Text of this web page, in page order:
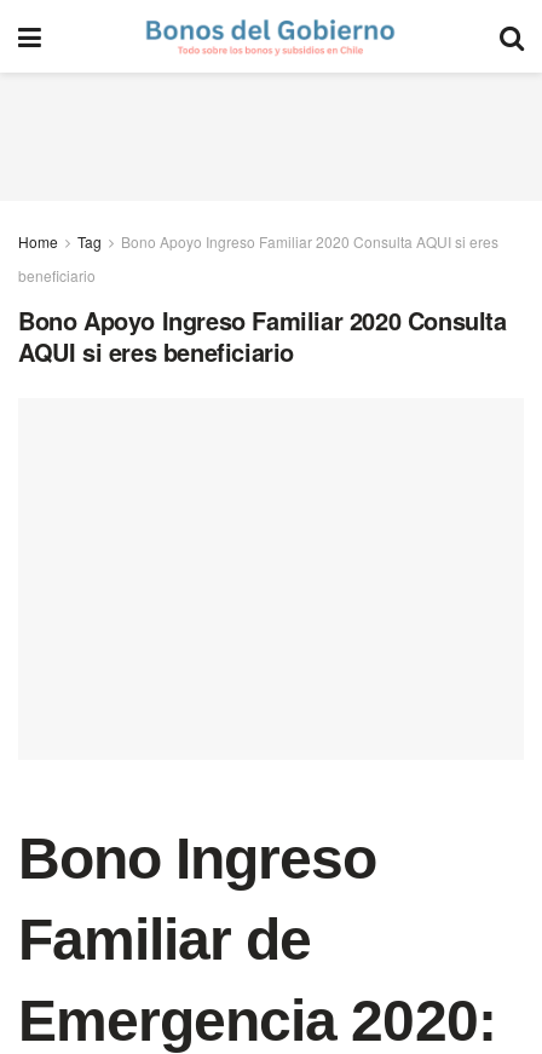
Home Tag
Bono Apoyo Ingreso Familiar 2020 Consulta AQUI si eres
beneficiario
Bono Apoyo Ingreso Familiar 2020 Consulta
AQUI si eres beneficiario
Bono Ingreso
Familiar de
Emergencia 2020: